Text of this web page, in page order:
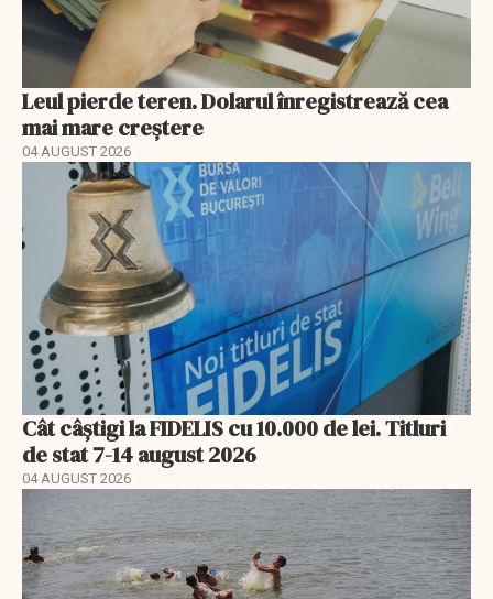
Leul pierde teren. Dolarul înregistrează cea
mai mare creștere
04 AUGUST 2026
Cât câștigi la FIDELIS cu 10.000 de lei. Titluri
de stat 7-14 august 2026
04 AUGUST 2026